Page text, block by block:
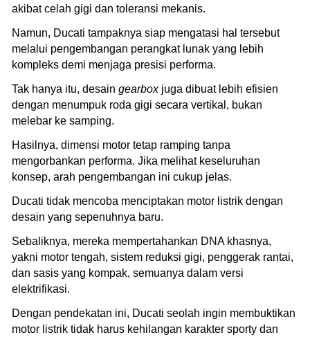
akibat celah gigi dan toleransi mekanis.
Namun, Ducati tampaknya siap mengatasi hal tersebut
melalui pengembangan perangkat lunak yang lebih
kompleks demi menjaga presisi performa.
Tak hanya itu, desain gearboxjuga dibuat lebih efisien
dengan menumpuk roda gigi secara vertikal, bukan
melebar ke samping.
Hasilnya, dimensi motor tetap ramping tanpa
mengorbankan performa. Jika melihat keseluruhan
konsep, arah pengembangan ini cukup jelas.
Ducati tidak mencoba menciptakan motor listrik dengan
desain yang sepenuhnya baru.
Sebaliknya, mereka mempertahankan DNA khasnya,
yakni motor tengah, sistem reduksi gigi, penggerak rantai,
dan sasis yang kompak, semuanya dalam versi
elektrifikasi.
Dengan pendekatan ini, Ducati seolah ingin membuktikan
motor listrik tidak harus kehilangan karakter sporty dan